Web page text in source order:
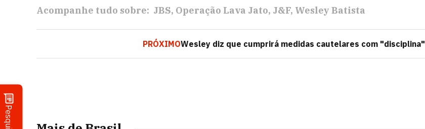
Pesquisa
Acompanhe tudo sobre: JBS Operação Lava Jato J&F Wesley Batista
PRÓXIMOWesley diz que cumprirá medidas cautelares com "disciplina"